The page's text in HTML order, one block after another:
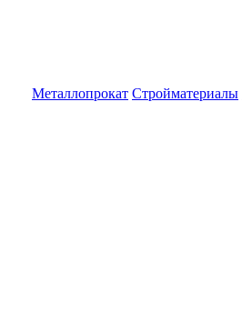
Металлопрокат Стройматериалы